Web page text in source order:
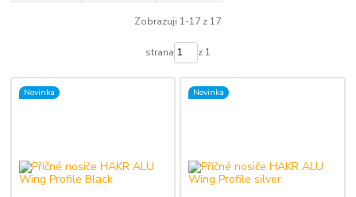
Zobrazuji 1-17 z 17
strana z 1
Novinka Novinka